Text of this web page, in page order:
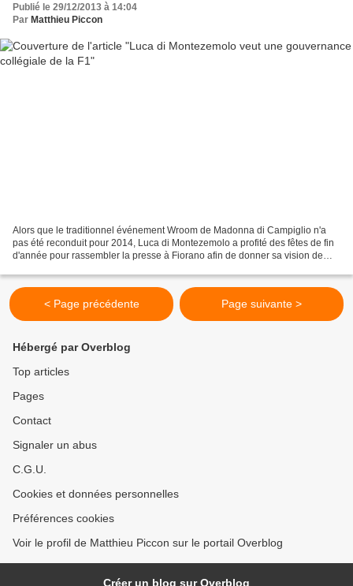
Publié le 29/12/2013 à 14:04
Par Matthieu Piccon
Alors que le traditionnel événement Wroom de Madonna di Campiglio n'a
pas été reconduit pour 2014, Luca di Montezemolo a profité des fêtes de fin
d'année pour rassembler la presse à Fiorano afin de donner sa vision de
< Page précédente Page suivante >
Hébergé par Overblog
Top articles
Pages
Contact
Signaler un abus
C.G.U.
Cookies et données personnelles
Préférences cookies
Voir le profil de Matthieu Piccon sur le portail Overblog
Créer un blog sur Overblog